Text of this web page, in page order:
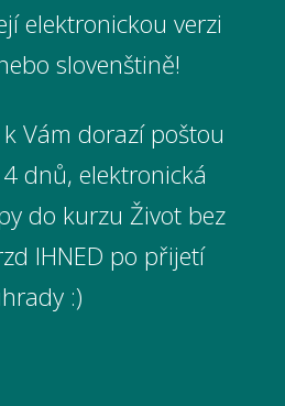
elektronickou verzi
slovenštině!
Vám dorazí poštou
dnů, elektronická
do kurzu Život bez
IHNED po přijetí
:)